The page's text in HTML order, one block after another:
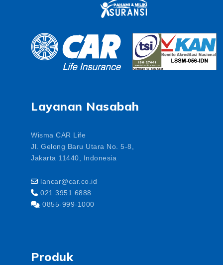
Layanan Nasabah
Wisma CAR Life
Jl. Gelong Baru Utara No. 5-8,
Jakarta 11440, Indonesia
lancar@car.co.id
021 3951 6888
0855-999-1000
Produk